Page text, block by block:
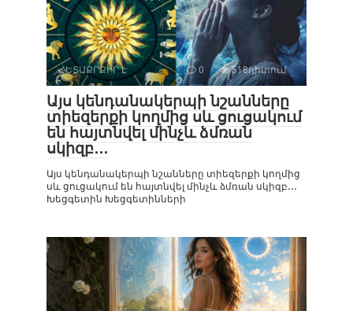
ՀԵՏԱՔՐՔԻՐ Է 0 518դիտում
Այս կենդանակերպի նշանները
տիեզերքի կողմից սև ցուցակում
են հայտնվել մինչև ձմռան
սկիզբ․․․
Այս կենդանակերպի նշանները տիեզերքի կողմից
սև ցուցակում են հայտնվել մինչև ձմռան սկիզբ․․․
Խեցգետին Խեցգետինների